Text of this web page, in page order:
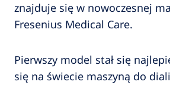
znajduje się w nowoczesnej
Fresenius Medical Care.
Pierwszy model stał się
się na świecie maszyną do